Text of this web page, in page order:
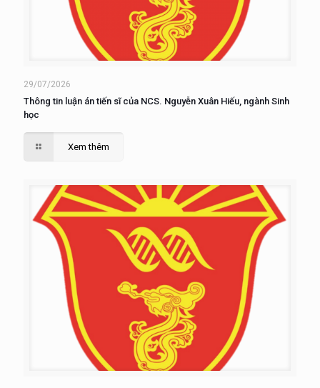
29/07/2026
Thông tin luận án tiến sĩ của NCS. Nguyễn Xuân Hiếu, ngành Sinh
học
Xem thêm